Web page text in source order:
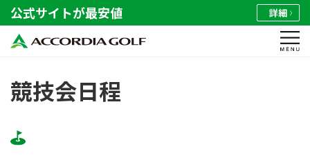
公式サイトが最安値 詳細
競技会日程